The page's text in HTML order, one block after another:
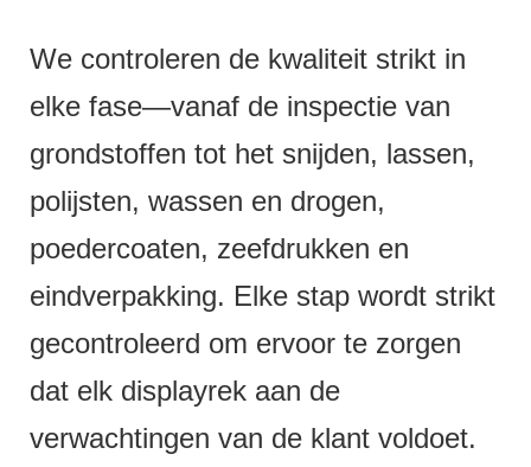
We controleren de kwaliteit strikt in
elke fase—vanaf de inspectie van
grondstoffen tot het snijden, lassen,
polijsten, wassen en drogen,
poedercoaten, zeefdrukken en
eindverpakking. Elke stap wordt strikt
gecontroleerd om ervoor te zorgen
dat elk displayrek aan de
verwachtingen van de klant voldoet.